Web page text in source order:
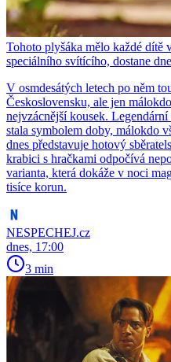
Tohoto plyšáka mělo každé dítě
speciálního svítícího, dostane
V osmdesátých letech po něm
Československu, ale jen
nejvzácnější kousek.
stala symbolem doby, málokdo
dnes představuje hotový
krabici s hračkami odpočívá
varianta, která dokáže v noci
tisíce korun.
NESPECHEJ.cz
dnes, 17:00
3 min